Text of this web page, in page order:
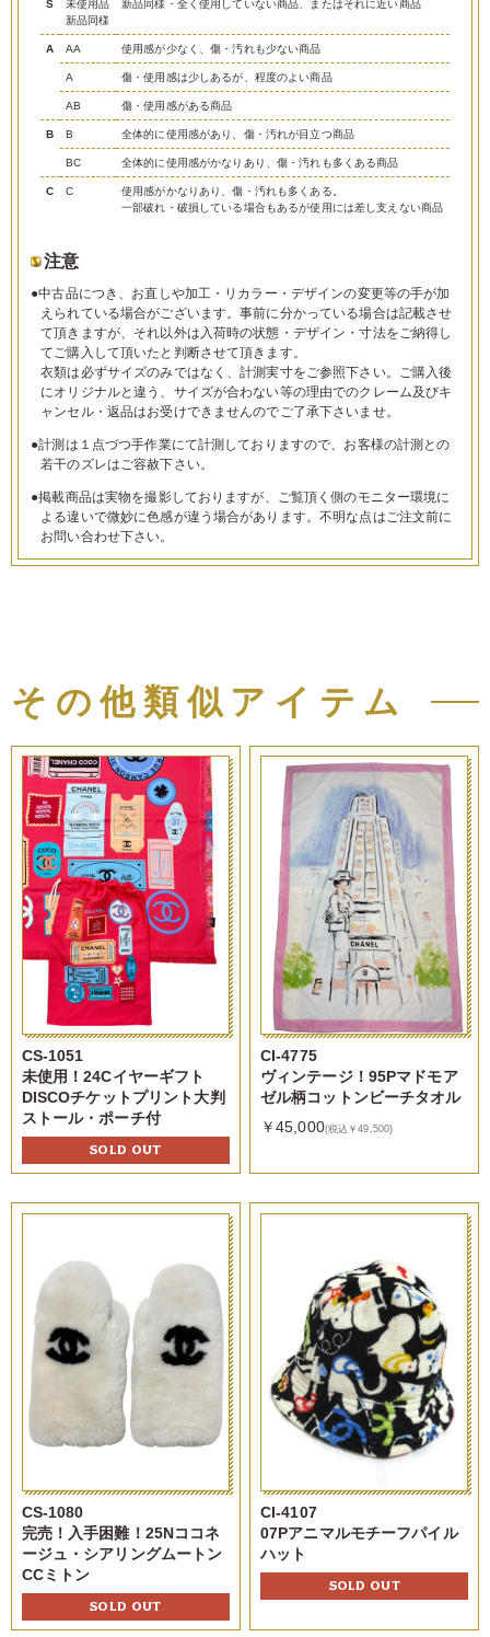
S
未使用品
新品同様
新品同様・全く使用していない商品、またはそれに近い商品
A AA 使用感が少なく、傷・汚れも少ない商品
A 傷・使用感は少しあるが、程度のよい商品
AB 傷・使用感がある商品
B B 全体的に使用感があり、傷・汚れが目立つ商品
BC 全体的に使用感がかなりあり、傷・汚れも多くある商品
C C
使用感がかなりあり、傷・汚れも多くある。
一部破れ・破損している場合もあるが使用には差し支えない商品
注意
●中古品につき、お直しや加工・リカラー・デザインの変更等の手が加
えられている場合がございます。事前に分かっている場合は記載させ
て頂きますが、それ以外は入荷時の状態・デザイン・寸法をご納得し
てご購入して頂いたと判断させて頂きます。
衣類は必ずサイズのみではなく、計測実寸をご参照下さい。ご購入後
にオリジナルと違う、サイズが合わない等の理由でのクレーム及びキ
ャンセル・返品はお受けできませんのでご了承下さいませ。
●計測は１点づつ手作業にて計測しておりますので、お客様の計測との
若干のズレはご容赦下さい。
●掲載商品は実物を撮影しておりますが、ご覧頂く側のモニター環境に
よる違いで微妙に色感が違う場合があります。不明な点はご注文前に
お問い合わせ下さい。
その他類似アイテム
CS-1051
未使用！24Cイヤーギフト
DISCOチケットプリント大判
ストール・ポーチ付
SOLD OUT
CI-4775
ヴィンテージ！95Pマドモア
ゼル柄コットンビーチタオル
￥45,000(税込￥49,500)
CS-1080
完売！入手困難！25Nココネ
ージュ・シアリングムートン
CCミトン
SOLD OUT
CI-4107
07Pアニマルモチーフパイル
ハット
SOLD OUT